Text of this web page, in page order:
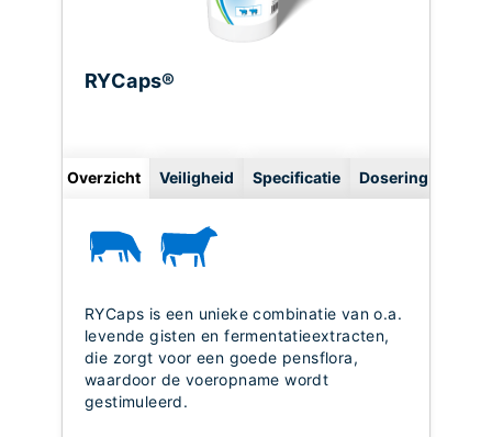
RYCaps®
Overzicht Veiligheid Specificatie Dosering
RYCaps is een unieke combinatie van o.a.
levende gisten en fermentatieextracten,
die zorgt voor een goede pensflora,
waardoor de voeropname wordt
gestimuleerd.